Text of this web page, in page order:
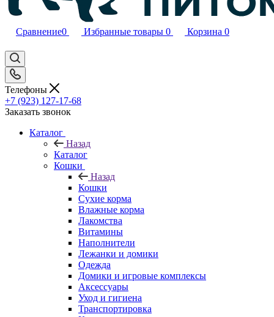
Сравнение0 Избранные товары 0 Корзина 0
Телефоны
+7 (923) 127-17-68
Заказать звонок
Каталог
Назад
Каталог
Кошки
Назад
Кошки
Сухие корма
Влажные корма
Лакомства
Витамины
Наполнители
Лежанки и домики
Одежда
Домики и игровые комплексы
Аксессуары
Уход и гигиена
Транспортировка